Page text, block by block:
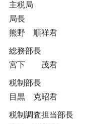
主税局
局長
熊野 順祥君
総務部長
宮下 茂君
税制部長
目黒 克昭君
税制調査担当部長